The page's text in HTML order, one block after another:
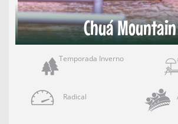
Chuá Mountain
Temporada Inverno
Radical